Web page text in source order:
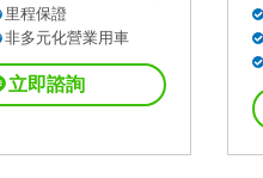
里程保證
非多元化營業用車
立即諮詢